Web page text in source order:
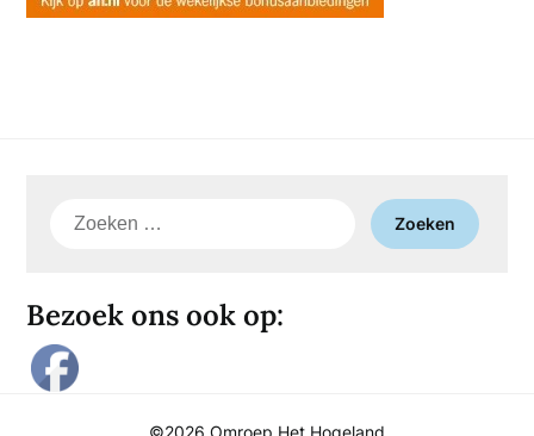
Zoeken
Bezoek ons ook op:
©2026 Omroep Het Hogeland